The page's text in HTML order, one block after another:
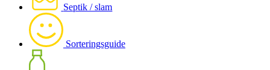
Septik / slam
Sorteringsguide